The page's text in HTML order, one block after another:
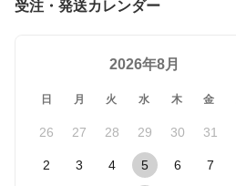
受注・発送カレンダー
2026年8月
日 月 火 水 木 金
26 27 28 29 30 31
2 3 4 5 6 7